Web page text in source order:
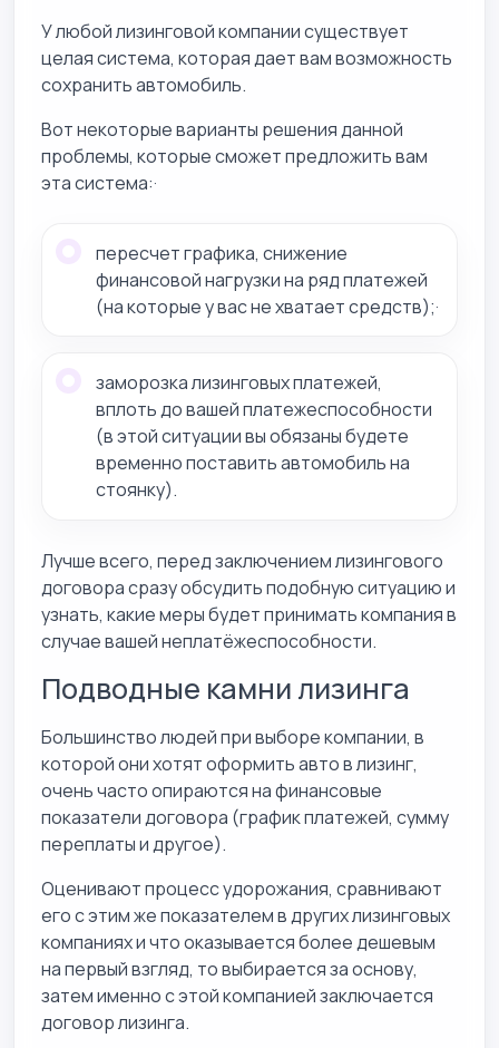
У любой лизинговой компании существует
целая система, которая дает вам возможность
сохранить автомобиль.
Вот некоторые варианты решения данной
проблемы, которые сможет предложить вам
эта система:·
пересчет графика, снижение
финансовой нагрузки на ряд платежей
(на которые у вас не хватает средств);·
заморозка лизинговых платежей,
вплоть до вашей платежеспособности
(в этой ситуации вы обязаны будете
временно поставить автомобиль на
стоянку).
Лучше всего, перед заключением лизингового
договора сразу обсудить подобную ситуацию и
узнать, какие меры будет принимать компания в
случае вашей неплатёжеспособности.
Подводные камни лизинга
Большинство людей при выборе компании, в
которой они хотят оформить авто в лизинг,
очень часто опираются на финансовые
показатели договора (график платежей, сумму
переплаты и другое).
Оценивают процесс удорожания, сравнивают
его с этим же показателем в других лизинговых
компаниях и что оказывается более дешевым
на первый взгляд, то выбирается за основу,
затем именно с этой компанией заключается
договор лизинга.